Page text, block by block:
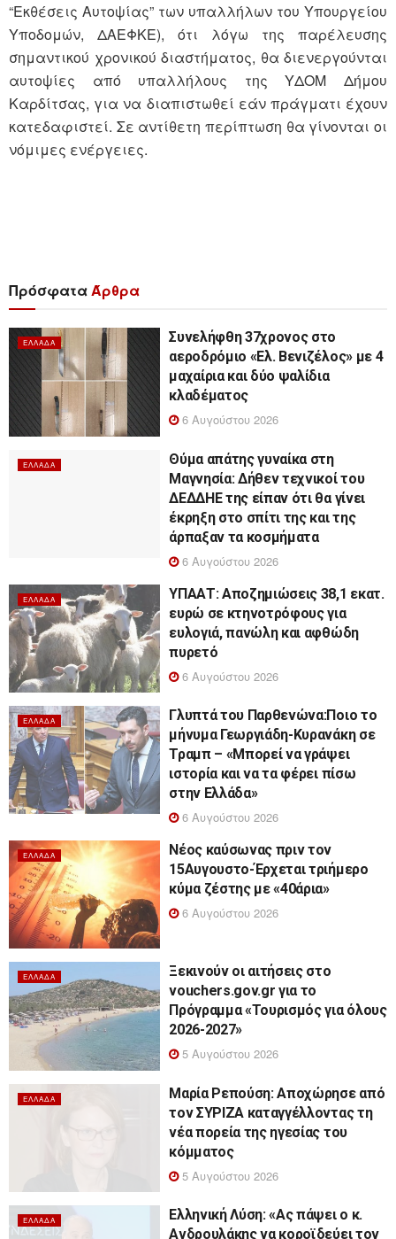
“Εκθέσεις Αυτοψίας” των υπαλλήλων του Υπουργείου
Υποδομών, ΔΑΕΦΚΕ), ότι λόγω της παρέλευσης
σημαντικού χρονικού διαστήματος, θα διενεργούνται
αυτοψίες από υπαλλήλους της ΥΔΟΜ Δήμου
Καρδίτσας, για να διαπιστωθεί εάν πράγματι έχουν
κατεδαφιστεί. Σε αντίθετη περίπτωση θα γίνονται οι
νόμιμες ενέργειες.
ΠρόσφαταΆρθρα
ΕΛΛΆΔΑ
Συνελήφθη 37χρονος στο
αεροδρόμιο «Ελ. Βενιζέλος» με 4
μαχαίρια και δύο ψαλίδια
κλαδέματος
6 Αυγούστου 2026
ΕΛΛΆΔΑ
Θύμα απάτης γυναίκα στη
Μαγνησία: Δήθεν τεχνικοί του
ΔΕΔΔΗΕ της είπαν ότι θα γίνει
έκρηξη στο σπίτι της και της
άρπαξαν τα κοσμήματα
6 Αυγούστου 2026
ΕΛΛΆΔΑ
ΥΠΑΑΤ: Αποζημιώσεις 38,1 εκατ.
ευρώ σε κτηνοτρόφους για
ευλογιά, πανώλη και αφθώδη
πυρετό
6 Αυγούστου 2026
ΕΛΛΆΔΑ
Γλυπτά του Παρθενώνα:Ποιο το
μήνυμα Γεωργιάδη-Κυρανάκη σε
Τραμπ – «Μπορεί να γράψει
ιστορία και να τα φέρει πίσω
στην Ελλάδα»
6 Αυγούστου 2026
ΕΛΛΆΔΑ
Νέος καύσωνας πριν τον
15Αυγουστο-Έρχεται τριήμερο
κύμα ζέστης με «40άρια»
6 Αυγούστου 2026
ΕΛΛΆΔΑ
Ξεκινούν οι αιτήσεις στο
vouchers.gov.gr για το
Πρόγραμμα «Τουρισμός για όλους
2026-2027»
5 Αυγούστου 2026
ΕΛΛΆΔΑ
Μαρία Ρεπούση: Αποχώρησε από
τον ΣΥΡΙΖΑ καταγγέλλοντας τη
νέα πορεία της ηγεσίας του
κόμματος
5 Αυγούστου 2026
ΕΛΛΆΔΑ
Ελληνική Λύση: «Ας πάψει ο κ.
Ανδρουλάκης να κοροϊδεύει τον